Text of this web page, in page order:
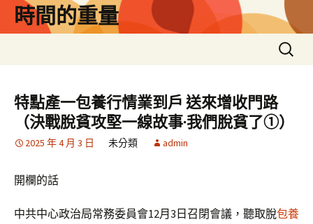
時間的重量
搜
尋
鍵
字:
特點產一包養行情業到戶 送來增收門路
（決戰脫貧攻堅一線故事·我們脫貧了①）
2025 年 4 月 3 日 未分類 admin
開欄的話
中共中心政治局常務委員會12月3日召閉會議，聽取脫包養